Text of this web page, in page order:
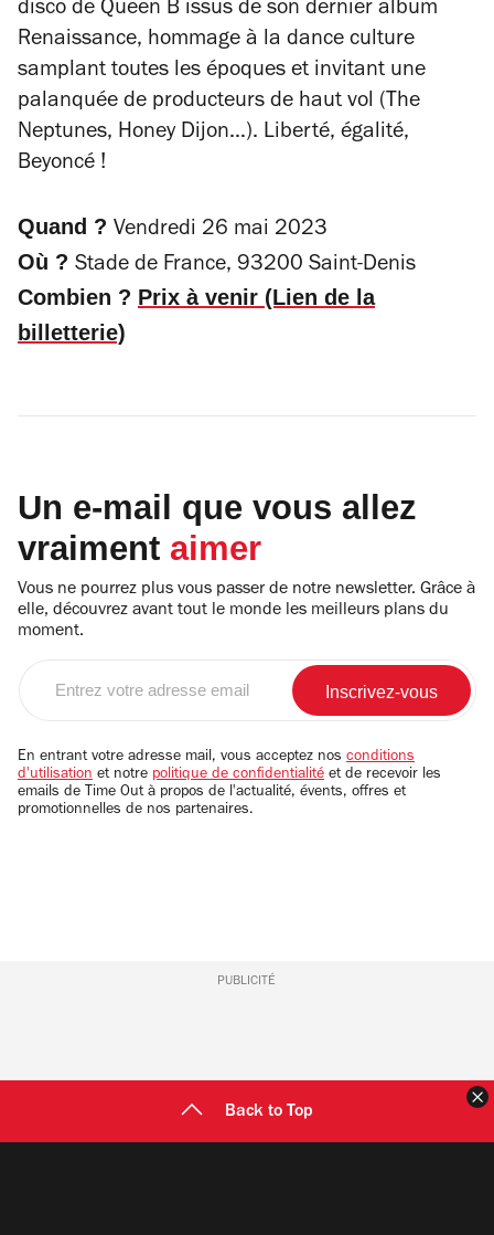
disco de Queen B issus de son dernier album
Renaissance, hommage à la dance culture
samplant toutes les époques et invitant une
palanquée de producteurs de haut vol (The
Neptunes, Honey Dijon…). Liberté, égalité,
Beyoncé !
Quand ? Vendredi 26 mai 2023
Où ? Stade de France, 93200 Saint-Denis
Combien ? Prix à venir (Lien de la
billetterie)
Un e-mail que vous allez
vraiment aimer
Vous ne pourrez plus vous passer de notre newsletter. Grâce à
elle, découvrez avant tout le monde les meilleurs plans du
moment.
email
En entrant votre adresse mail, vous acceptez nos conditions
d'utilisation et notre politique de confidentialité et de recevoir les
emails de Time Out à propos de l'actualité, évents, offres et
promotionnelles de nos partenaires.
PUBLICITÉ
Back to Top